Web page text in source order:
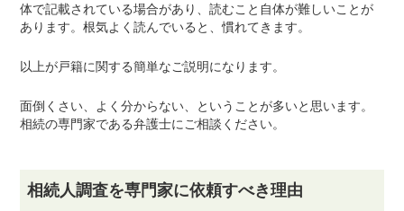
体で記載されている場合があり、読むこと自体が難しいことが
あります。根気よく読んでいると、慣れてきます。
以上が戸籍に関する簡単なご説明になります。
面倒くさい、よく分からない、ということが多いと思います。
相続の専門家である弁護士にご相談ください。
相続人調査を専門家に依頼すべき理由